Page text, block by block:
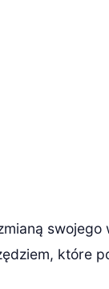
które